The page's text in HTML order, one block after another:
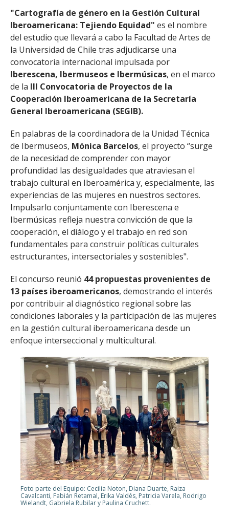
Académicas/os Egresadas/os
"Cartografía de género en la Gestión Cultural
Iberoamericana: Tejiendo Equidad" es el nombre
del estudio que llevará a cabo la Facultad de Artes de
la Universidad de Chile tras adjudicarse una
convocatoria internacional impulsada por
Iberescena, Ibermuseos e Ibermúsicas, en el marco
de la III Convocatoria de Proyectos de la
Cooperación Iberoamericana de la Secretaría
General Iberoamericana (SEGIB).
En palabras de la coordinadora de la Unidad Técnica
de Ibermuseos, Mónica Barcelos, el proyecto “surge
de la necesidad de comprender con mayor
profundidad las desigualdades que atraviesan el
trabajo cultural en Iberoamérica y, especialmente, las
experiencias de las mujeres en nuestros sectores.
Impulsarlo conjuntamente con Iberescena e
Ibermúsicas refleja nuestra convicción de que la
cooperación, el diálogo y el trabajo en red son
fundamentales para construir políticas culturales
estructurantes, intersectoriales y sostenibles".
El concurso reunió 44 propuestas provenientes de
13 países iberoamericanos, demostrando el interés
por contribuir al diagnóstico regional sobre las
condiciones laborales y la participación de las mujeres
en la gestión cultural iberoamericana desde un
enfoque interseccional y multicultural.
Foto parte del Equipo: Cecilia Noton, Diana Duarte, Raiza
Cavalcanti, Fabián Retamal, Erika Valdés, Patricia Varela, Rodrigo
Wielandt, Gabriela Rubilar y Paulina Cruchett.